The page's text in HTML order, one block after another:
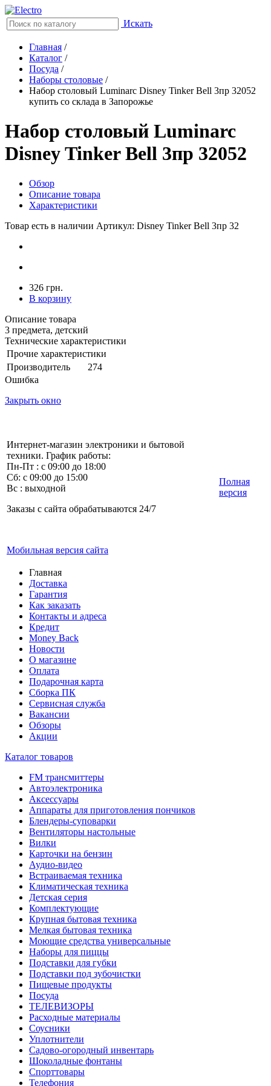
Искать
Главная /
Каталог /
Посуда /
Наборы столовые /
Набор столовый Luminarc Disney Tinker Bell 3пр 32052
купить со склада в Запорожье
Набор столовый Luminarc
Disney Tinker Bell 3пр 32052
Обзор
Описание товара
Характеристики
Товар есть в наличии Артикул: Disney Tinker Bell 3пр 32
326 грн.
В корзину
Описание товара
3 предмета, детский
Технические характеристики
Прочие характеристики
Производитель
274
Ошибка
Закрыть окно
Интернет-магазин электроники и бытовой
техники. График работы:
Пн-Пт : с 09:00 до 18:00
Сб: с 09:00 до 15:00
Вс : выходной
Заказы с сайта обрабатываются 24/7
Мобильная версия сайта
Полная
версия
Главная
Доставка
Гарантия
Как заказать
Контакты и адреса
Кредит
Money Back
Новости
О магазине
Оплата
Подарочная карта
Сборка ПК
Сервисная служба
Вакансии
Обзоры
Акции
Каталог товаров
FM трансмиттеры
Автоэлектроника
Аксессуары
Аппараты для приготовления пончиков
Блендеры-суповарки
Вентиляторы настольные
Вилки
Карточки на бензин
Аудио-видео
Встраиваемая техника
Климатическая техника
Детская серия
Комплектующие
Крупная бытовая техника
Мелкая бытовая техника
Моющие средства универсальные
Наборы для пиццы
Подставки для губки
Подставки под зубочистки
Пищевые продукты
Посуда
ТЕЛЕВИЗОРЫ
Расходные материалы
Соусники
Уплотнители
Садово-огородный инвентарь
Шоколадные фонтаны
Спорттовары
Телефония